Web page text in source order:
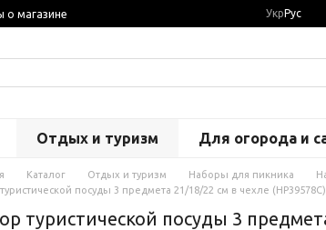
о магазине УкрРус
Отдых и туризм Для огорода и
Каталог Отдых и туризм Наборы для пикника
посуды 3 предмета 21/18/22 см в чехле (HP39578C)
туристической посуды 3